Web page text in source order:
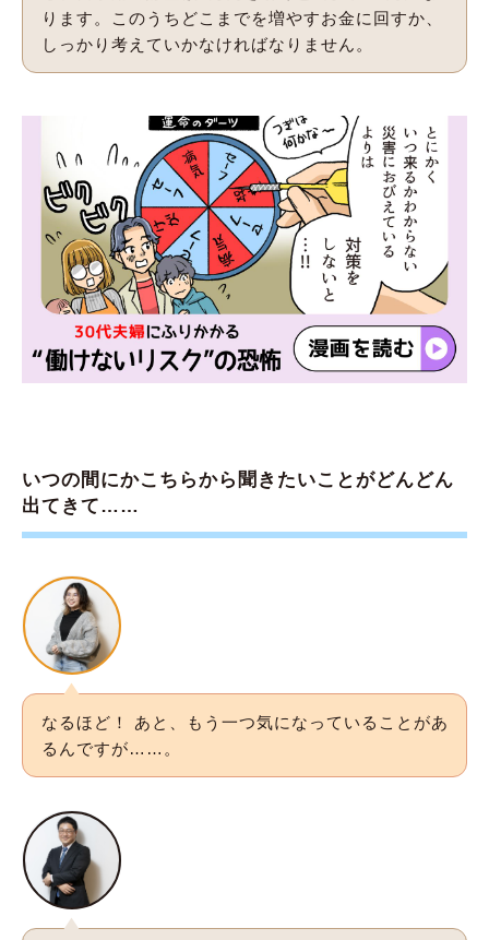
ります。このうちどこまでを増やすお金に回すか、
しっかり考えていかなければなりません。
いつの間にかこちらから聞きたいことがどんどん
出てきて……
なるほど！ あと、もう一つ気になっていることがあ
るんですが……。